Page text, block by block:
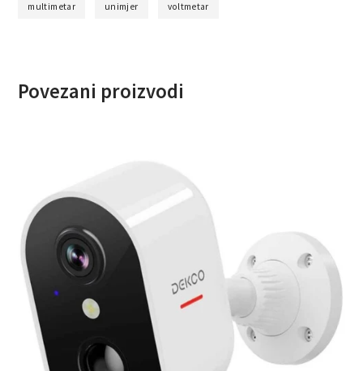
multimetar unimjer voltmetar
Povezani proizvodi